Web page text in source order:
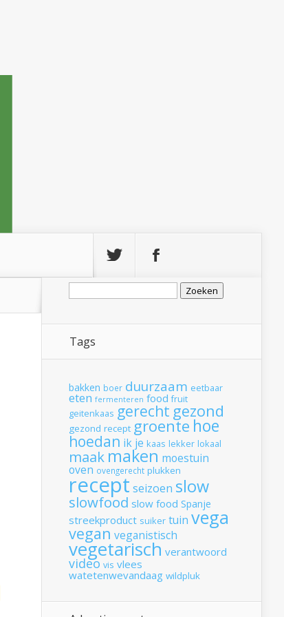
Zoeken
Tags
bakken boer duurzaam eetbaar
eten fermenteren food fruit
geitenkaas gerecht gezond
gezond recept groente hoe
hoedan ik je kaas lekker lokaal
maak maken moestuin
oven ovengerecht plukken
recept seizoen slow
slowfood slow food Spanje
streekproduct suiker tuin vega
vegan veganistisch
vegetarisch verantwoord
video vis vlees
watetenwevandaag wildpluk